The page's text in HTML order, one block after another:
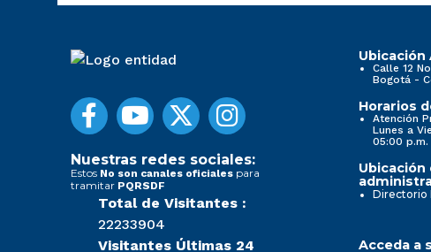
Nuestras redes sociales:
Estos No son canales oficiales para
tramitar PQRSDF
Total de Visitantes :
22233904
Visitantes Últimas 24
Ubicación
Calle 12
Bogotá -
Horarios
Atención
Lunes a
05:00 p.m.
Ubicación
Directorio
Acceda a